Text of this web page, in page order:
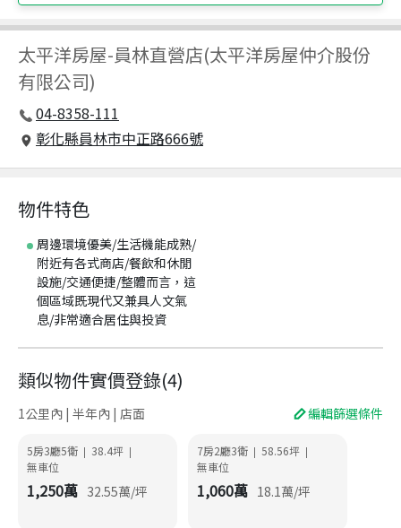
太平洋房屋-員林直營店(太平洋房屋仲介股份
有限公司)
04-8358-111
彰化縣員林市中正路666號
物件特色
周邊環境優美/生活機能成熟/
附近有各式商店/餐飲和休閒
設施/交通便捷/整體而言，這
個區域既現代又兼具人文氣
息/非常適合居住與投資
類似物件實價登錄(4)
1公里內 | 半年內 | 店面 編輯篩選條件
5房3廳5衛 | 38.4坪 |
無車位
1,250萬 32.55萬/坪
7房2廳3衛 | 58.56坪 |
無車位
1,060萬 18.1萬/坪